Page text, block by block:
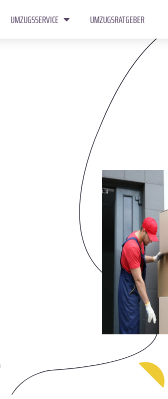
UMZUGSSERVICE UMZUGSRATGEBER